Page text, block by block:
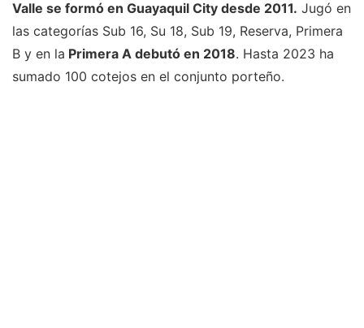
Valle se formó en Guayaquil City desde 2011. Jugó en
las categorías Sub 16, Su 18, Sub 19, Reserva, Primera
B y en la Primera A debutó en 2018. Hasta 2023 ha
sumado 100 cotejos en el conjunto porteño.